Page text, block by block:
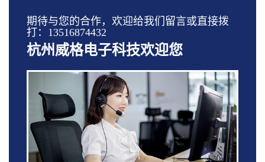
期待与您的合作，欢迎给我们留言或直接拨
打：13516874432
杭州威格电子科技欢迎您